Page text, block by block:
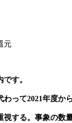
元
す。
って2021年度か
する。事象の